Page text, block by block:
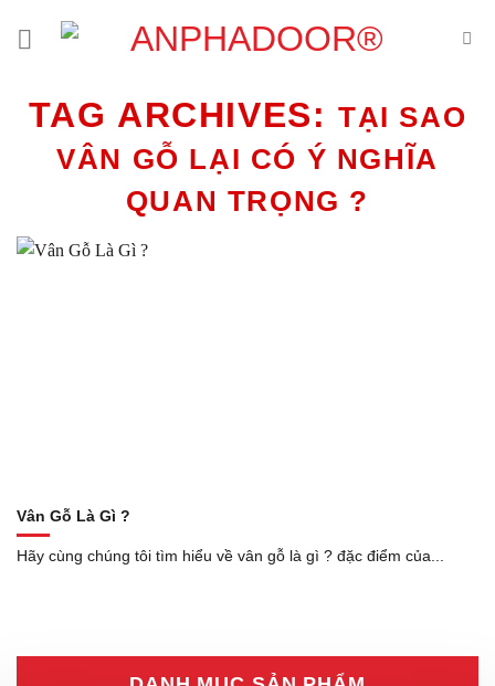
TAG ARCHIVES:TẠI SAO
VÂN GỖ LẠI CÓ Ý NGHĨA
QUAN TRỌNG ?
Vân Gỗ Là Gì ?
Hãy cùng chúng tôi tìm hiểu về vân gỗ là gì ? đặc điểm của...